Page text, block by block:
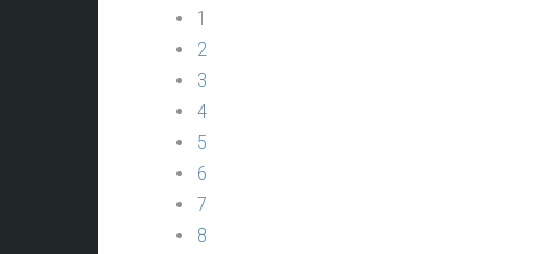
1
2
3
4
5
6
7
8